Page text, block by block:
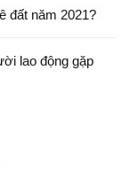
đất năm 2021?
lao động gặp